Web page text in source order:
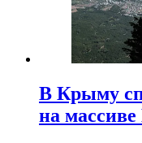
В Крыму
на